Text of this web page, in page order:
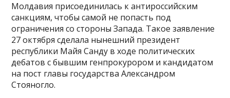
Молдавия присоединилась к антироссийским
санкциям, чтобы самой не попасть под
ограничения со стороны Запада. Такое заявление
27 октября сделала нынешний президент
республики Майя Санду в ходе политических
дебатов с бывшим генпрокурором и кандидатом
на пост главы государства Александром
Стояногло.